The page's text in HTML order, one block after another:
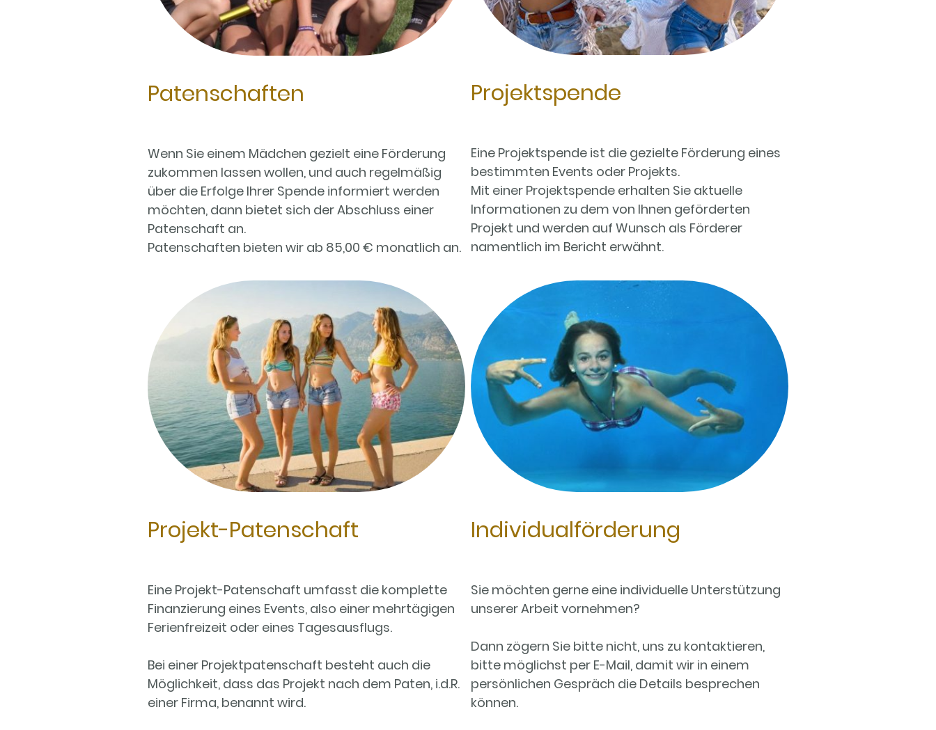
Patenschaften
Wenn Sie einem Mädchen gezielt eine Förderung
zukommen lassen wollen, und auch regelmäßig
über die Erfolge Ihrer Spende informiert werden
möchten, dann bietet sich der Abschluss einer
Patenschaft an.
Patenschaften bieten wir ab 85,00 € monatlich an.
Projektspende
Eine Projektspende ist die gezielte Förderung eines
bestimmten Events oder Projekts.
Mit einer Projektspende erhalten Sie aktuelle
Informationen zu dem von Ihnen geförderten
Projekt und werden auf Wunsch als Förderer
namentlich im Bericht erwähnt.
Projekt-Patenschaft
Eine Projekt-Patenschaft umfasst die komplette
Finanzierung eines Events, also einer mehrtägigen
Ferienfreizeit oder eines Tagesausflugs.
Bei einer Projektpatenschaft besteht auch die
Möglichkeit, dass das Projekt nach dem Paten, i.d.R.
einer Firma, benannt wird.
Individualförderung
Sie möchten gerne eine individuelle Unterstützung
unserer Arbeit vornehmen?
Dann zögern Sie bitte nicht, uns zu kontaktieren,
bitte möglichst per E-Mail, damit wir in einem
persönlichen Gespräch die Details besprechen
können.